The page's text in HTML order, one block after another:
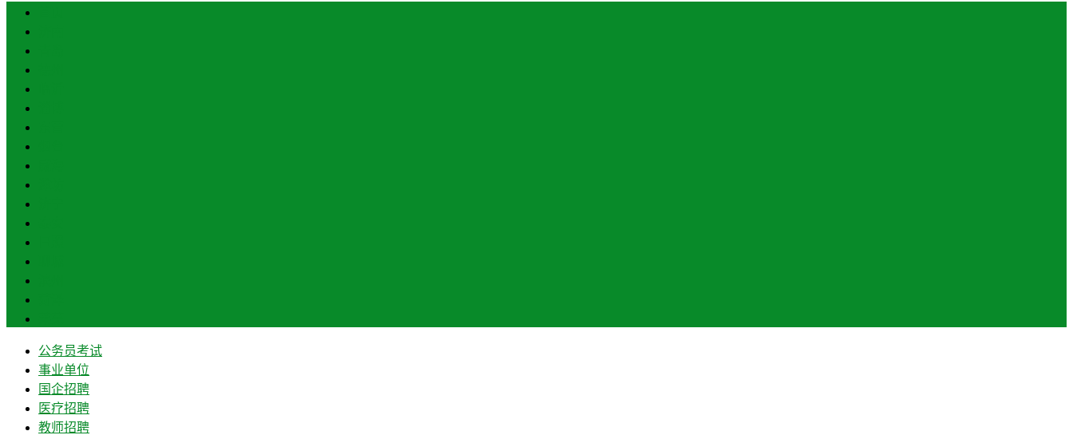
公务员考试
事业单位
国企招聘
医疗招聘
教师招聘